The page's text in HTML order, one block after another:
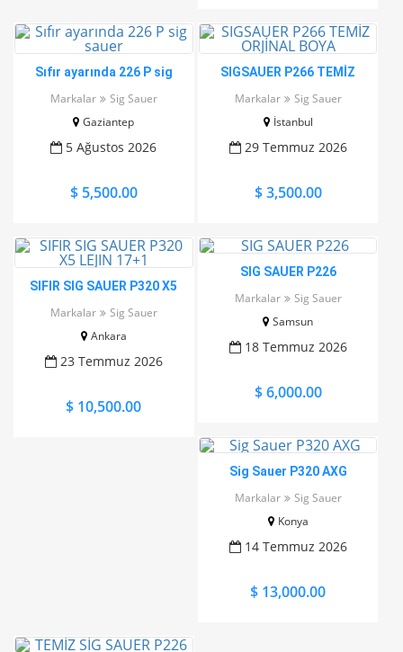
Sıfır ayarında 226 P sig
Markalar
Sig Sauer
Gaziantep
5 Ağustos 2026
$ 5,500.00
SIGSAUER P266 TEMİZ
Markalar
Sig Sauer
İstanbul
29 Temmuz 2026
$ 3,500.00
SIFIR SIG SAUER P320 X5
Markalar
Sig Sauer
Ankara
23 Temmuz 2026
$ 10,500.00
SIG SAUER P226
Markalar
Sig Sauer
Samsun
18 Temmuz 2026
$ 6,000.00
Sig Sauer P320 AXG
Markalar
Sig Sauer
Konya
14 Temmuz 2026
$ 13,000.00